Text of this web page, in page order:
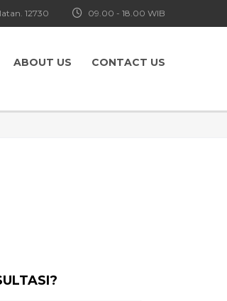
09.00 - 18.00 WIB
12730
ABOUT US CONTACT US